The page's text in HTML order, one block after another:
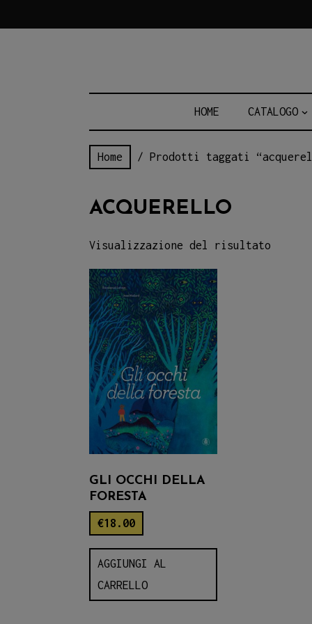
HOME CATALOGO
Home / Prodotti taggati
ACQUERELLO
Visualizzazione del risultato
GLI OCCHI DELLA
FORESTA
€18.00
AGGIUNGI AL
CARRELLO